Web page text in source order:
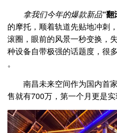
拿我们今年的爆款新品“翻
的摩托，顺着轨道先贴地冲刺
滚圈，眼前的风景一秒变换，
种设备自带极强的话题度，很
。
南昌未来空间作为国内首
售就有700万，第一个月更是